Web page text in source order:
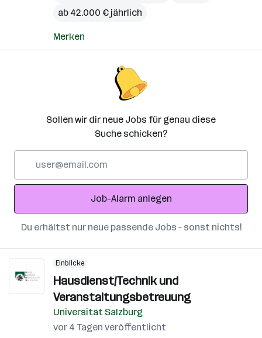
ab 42.000 € jährlich
Merken
Sollen wir dir neue Jobs für genau diese
Suche schicken?
Adresse
Job-Alarm anlegen
Du erhältst nur neue passende Jobs – sonst nichts!
Einblicke
Hausdienst/Technik und
Veranstaltungsbetreuung
Universität Salzburg
vor 4 Tagen veröffentlicht